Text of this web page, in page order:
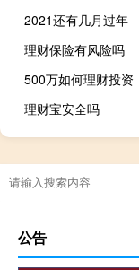
2021还有几月过年
理财保险有风险吗
500万如何理财投资
理财宝安全吗
公告